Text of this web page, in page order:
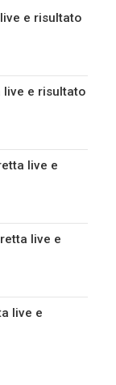
e risultato
live e risultato
live e
live e
live e